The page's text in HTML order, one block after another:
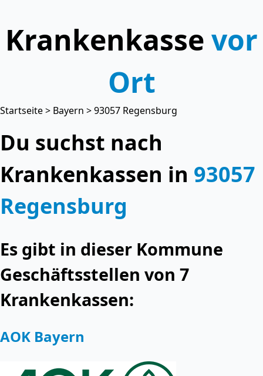
Krankenkasse vor
Ort
Startseite> Bayern > 93057 Regensburg
Du suchst nach
Krankenkassen in 93057
Regensburg
Es gibt in dieser Kommune
Geschäftsstellen von 7
Krankenkassen:
AOK Bayern